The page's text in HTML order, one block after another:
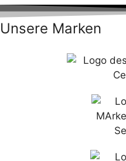
Unsere Marken